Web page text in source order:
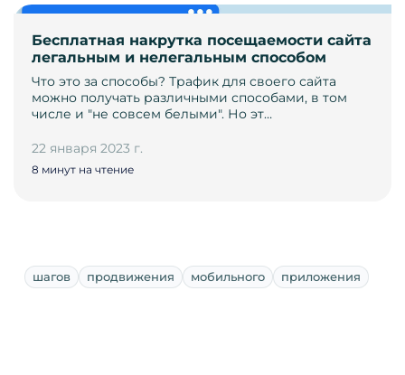
Бесплатная накрутка посещаемости сайта
легальным и нелегальным способом
Что это за способы? Трафик для своего сайта
можно получать различными способами, в том
числе и "не совсем белыми". Но эт…
22 января 2023 г.
8 минут на чтение
шагов продвижения мобильного приложения